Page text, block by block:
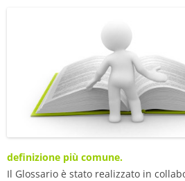
definizione più comune.
Il Glossario è stato realizzato in